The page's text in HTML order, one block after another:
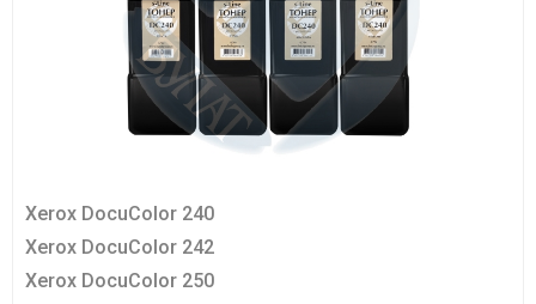
Xerox DocuColor 240
Xerox DocuColor 242
Xerox DocuColor 250